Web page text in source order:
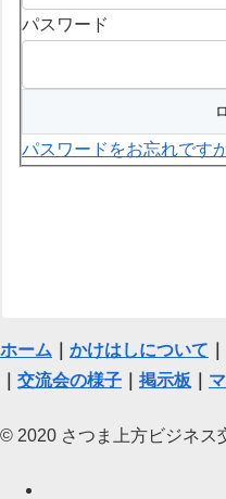
パスワード
パスワードをお忘れです
ホーム かけはしについて
交流会の様子 掲示板
© 2020 さつま上方ビジネス